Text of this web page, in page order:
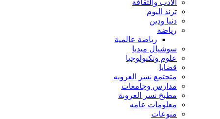
الادب والثقافة
ترند اليوم
دنيا ودين
رياضة
رياضة عالمية
سوشيال ميديا
علوم وتكنولوجيا
قضايا
متجتمع نسر العروبه
مدارس وجامعات
مطبخ نسر العروبة
معلومات عامه
منوعات